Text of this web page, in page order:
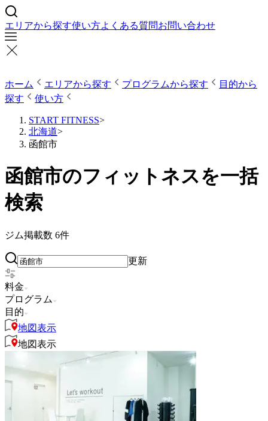
エリアから探す使い方よくある質問お問い合わせ
ホーム エリアから探す プログラムから探す
目的から
探す
使い方
START FITNESS>
北海道>
函館市
函館市のフィットネスを一括
検索
ジム掲載数 6件
更新
料金
プログラム
目的
地図表示
地図表示